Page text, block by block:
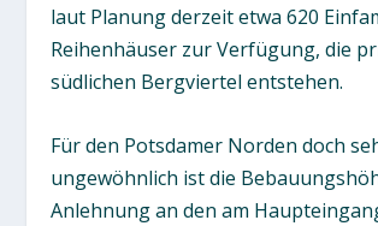
laut Planung derzeit etwa 620
Reihenhäuser zur Verfügung, die
südlichen Bergviertel entstehen.
Für den Potsdamer Norden doch
ungewöhnlich ist die
Anlehnung an den am